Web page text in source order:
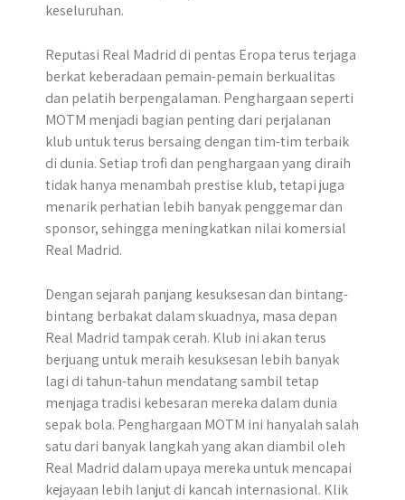
keseluruhan.
Reputasi Real Madrid di pentas Eropa terus terjaga
berkat keberadaan pemain-pemain berkualitas
dan pelatih berpengalaman. Penghargaan seperti
MOTM menjadi bagian penting dari perjalanan
klub untuk terus bersaing dengan tim-tim terbaik
di dunia. Setiap trofi dan penghargaan yang diraih
tidak hanya menambah prestise klub, tetapi juga
menarik perhatian lebih banyak penggemar dan
sponsor, sehingga meningkatkan nilai komersial
Real Madrid.
Dengan sejarah panjang kesuksesan dan bintang-
bintang berbakat dalam skuadnya, masa depan
Real Madrid tampak cerah. Klub ini akan terus
berjuang untuk meraih kesuksesan lebih banyak
lagi di tahun-tahun mendatang sambil tetap
menjaga tradisi kebesaran mereka dalam dunia
sepak bola. Penghargaan MOTM ini hanyalah salah
satu dari banyak langkah yang akan diambil oleh
Real Madrid dalam upaya mereka untuk mencapai
kejayaan lebih lanjut di kancah internasional. Klik